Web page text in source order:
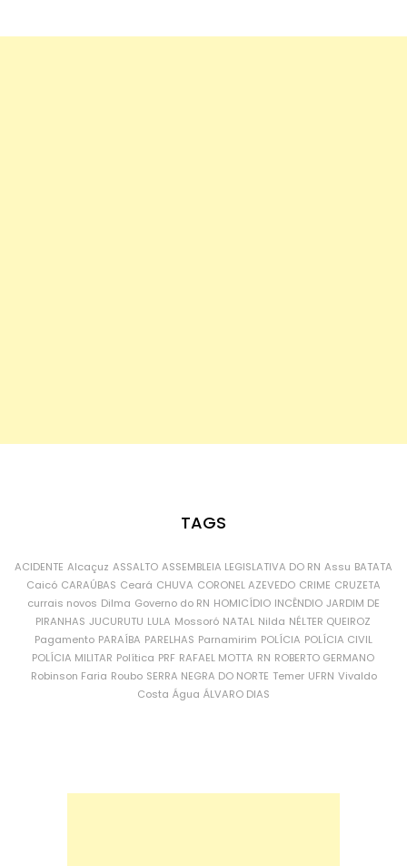
TAGS
ACIDENTE Alcaçuz ASSALTO ASSEMBLEIA LEGISLATIVA DO RN Assu BATATA
Caicó CARAÚBAS Ceará CHUVA CORONEL AZEVEDO CRIME CRUZETA
currais novos Dilma Governo do RN HOMICÍDIO INCÊNDIO JARDIM DE
PIRANHAS JUCURUTU LULA Mossoró NATAL Nilda NÉLTER QUEIROZ
Pagamento PARAÍBA PARELHAS Parnamirim POLÍCIA POLÍCIA CIVIL
POLÍCIA MILITAR Política PRF RAFAEL MOTTA RN ROBERTO GERMANO
Robinson Faria Roubo SERRA NEGRA DO NORTE Temer UFRN Vivaldo
Costa Água ÁLVARO DIAS